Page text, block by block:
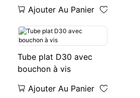
Ajouter Au Panier
Tube plat D30 avec
bouchon à vis
Ajouter Au Panier